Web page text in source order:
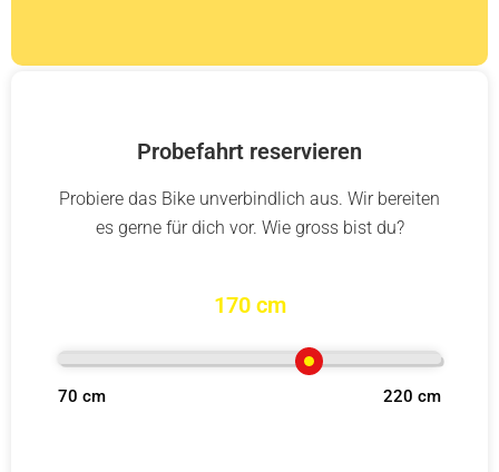
Probefahrt reservieren
Probiere das Bike unverbindlich aus. Wir bereiten
es gerne für dich vor. Wie gross bist du?
170 cm
70 cm 220 cm